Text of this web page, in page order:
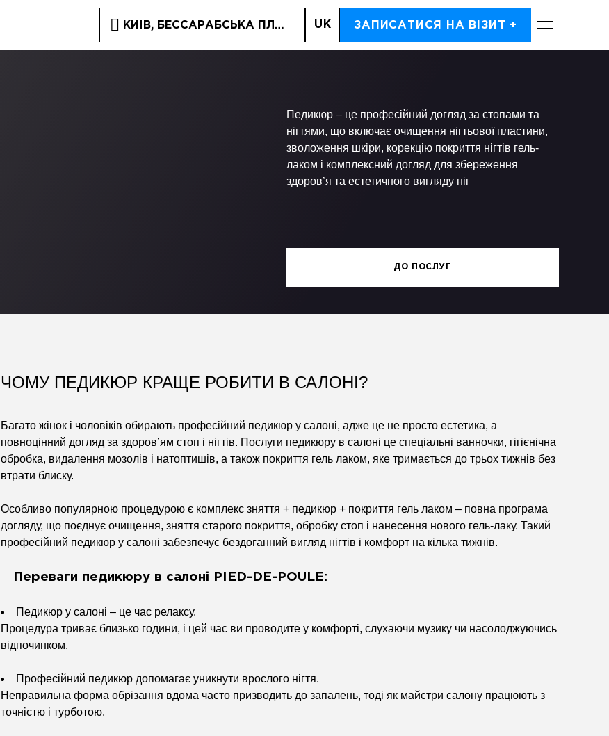
КИЇВ, БЕССАРАБСЬКА ПЛОЩА, 7UK ЗАПИСАТИСЯ НА ВІЗИТ +
Педикюр – це професійний догляд за стопами та
нігтями, що включає очищення нігтьової пластини,
зволоження шкіри, корекцію покриття нігтів гель-
лаком і комплексний догляд для збереження
здоров’я та естетичного вигляду ніг
ДО ПОСЛУГ
ЧОМУ ПЕДИКЮР КРАЩЕ РОБИТИ В САЛОНІ?
Багато жінок і чоловіків обирають професійний педикюр у салоні, адже це не просто естетика, а
повноцінний догляд за здоров’ям стоп і нігтів. Послуги педикюру в салоні це спеціальні ванночки, гігієнічна
обробка, видалення мозолів і натоптишів, а також покриття гель лаком, яке тримається до трьох тижнів без
втрати блиску.
Особливо популярною процедурою є комплекс зняття + педикюр + покриття гель лаком – повна програма
догляду, що поєднує очищення, зняття старого покриття, обробку стоп і нанесення нового гель-лаку. Такий
професійний педикюр у салоні забезпечує бездоганний вигляд нігтів і комфорт на кілька тижнів.
Переваги педикюру в салоні PIED-DE-POULE:
Педикюр у салоні – це час релаксу.
Процедура триває близько години, і цей час ви проводите у комфорті, слухаючи музику чи насолоджуючись
відпочинком.
Професійний педикюр допомагає уникнути врослого нігтя.
Неправильна форма обрізання вдома часто призводить до запалень, тоді як майстри салону працюють з
точністю і турботою.